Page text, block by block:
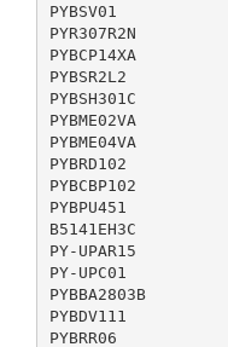
PYBSV01
PYR307R2N
PYBCP14XA
PYBSR2L2
PYBSH301C
PYBME02VA
PYBME04VA
PYBRD102
PYBCBP102
PYBPU451
B5141EH3C
PY-UPAR15
PY-UPC01
PYBBA2803B
PYBDV111
PYBRR06